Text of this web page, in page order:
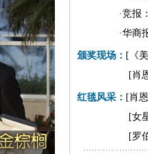
·竞报
·华商
颁奖现场： [《
[肖
红毯风采： [肖
[女
[罗